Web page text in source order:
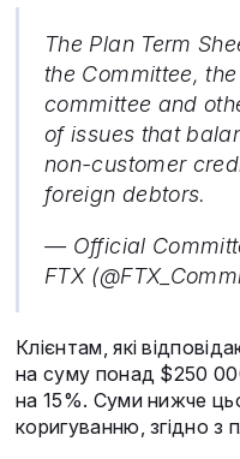
The Plan Term
the Committee,
committee and
of issues that
non-customer
foreign debtors.
— Official
FTX
Клієнтам, які
на суму понад $250
на 15%. Суми нижче
коригуванню, згідно з